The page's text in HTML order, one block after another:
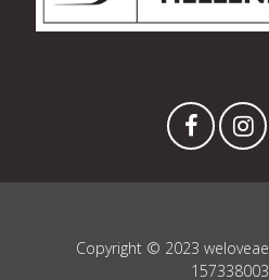
Copyright © 2023